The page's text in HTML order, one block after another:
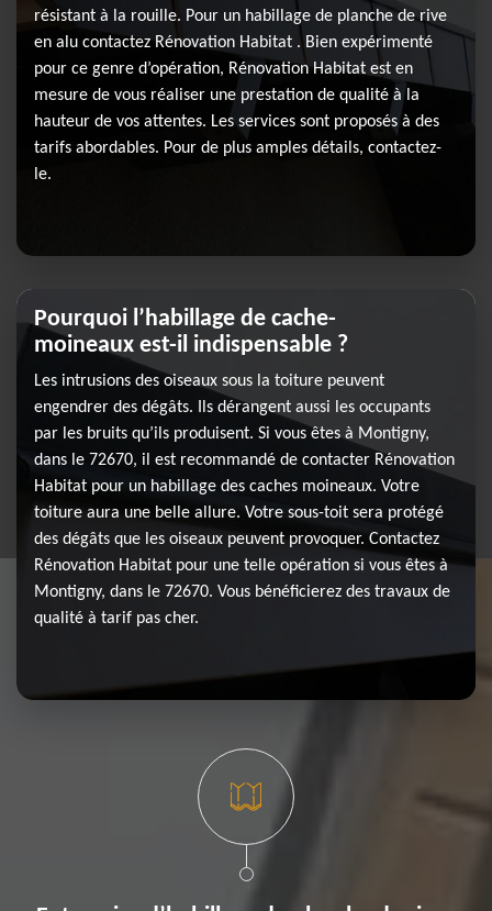
résistant à la rouille. Pour un habillage de planche de rive
en alu contactez Rénovation Habitat . Bien expérimenté
pour ce genre d’opération, Rénovation Habitat est en
mesure de vous réaliser une prestation de qualité à la
hauteur de vos attentes. Les services sont proposés à des
tarifs abordables. Pour de plus amples détails, contactez-
le.
Pourquoi l’habillage de cache-
moineaux est-il indispensable ?
Les intrusions des oiseaux sous la toiture peuvent
engendrer des dégâts. Ils dérangent aussi les occupants
par les bruits qu’ils produisent. Si vous êtes à Montigny,
dans le 72670, il est recommandé de contacter Rénovation
Habitat pour un habillage des caches moineaux. Votre
toiture aura une belle allure. Votre sous-toit sera protégé
des dégâts que les oiseaux peuvent provoquer. Contactez
Rénovation Habitat pour une telle opération si vous êtes à
Montigny, dans le 72670. Vous bénéficierez des travaux de
qualité à tarif pas cher.